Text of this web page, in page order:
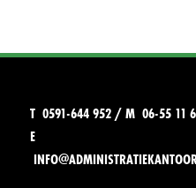
T 0591-644 952 / M 06-55 11
E